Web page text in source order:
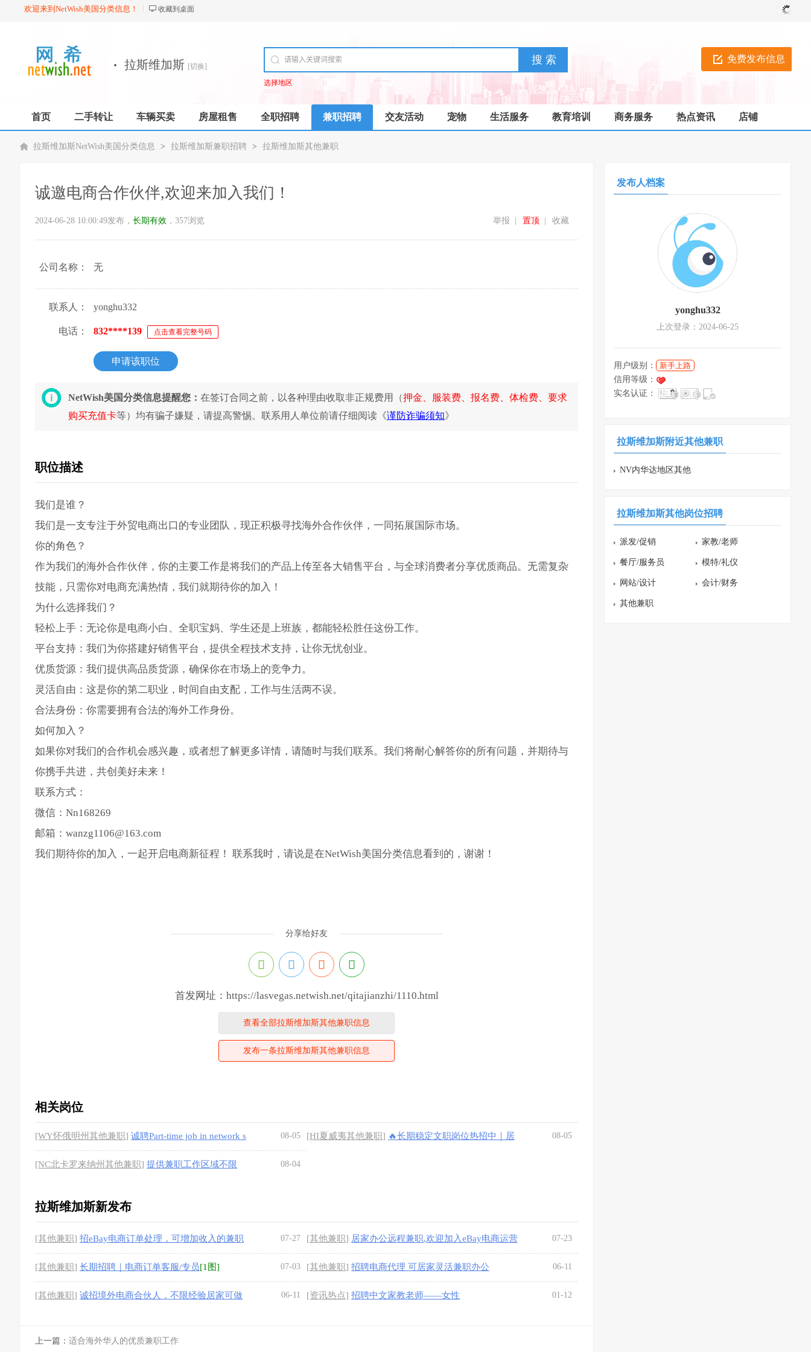
欢迎来到NetWish美国分类信息！ 收藏到桌面
免费发布信息
· 拉斯维加斯 [切换]
选择地区
首页 二手转让 车辆买卖 房屋租售 全职招聘 兼职招聘 交友活动 宠物 生活服务 教育培训 商务服务 热点资讯 店铺
拉斯维加斯NetWish美国分类信息 > 拉斯维加斯兼职招聘 > 拉斯维加斯其他兼职
诚邀电商合作伙伴,欢迎来加入我们！
2024-06-28 10:00:49发布， 长期有效 ，357浏览 收藏
置顶
举报
公司名称： 无
联系人： yonghu332
电话： 832****139 点击查看完整号码
申请该职位
NetWish美国分类信息提醒您： 在签订合同之前，以各种理由收取非正规费用（押金、服装费、报名费、体检费、要求
购买充值卡等）均有骗子嫌疑，请提高警惕。联系用人单位前请仔细阅读《谨防诈骗须知》
职位描述
我们是谁？
我们是一支专注于外贸电商出口的专业团队，现正积极寻找海外合作伙伴，一同拓展国际市场。
你的角色？
作为我们的海外合作伙伴，你的主要工作是将我们的产品上传至各大销售平台，与全球消费者分享优质商品。无需复杂
技能，只需你对电商充满热情，我们就期待你的加入！
为什么选择我们？
轻松上手：无论你是电商小白、全职宝妈、学生还是上班族，都能轻松胜任这份工作。
平台支持：我们为你搭建好销售平台，提供全程技术支持，让你无忧创业。
优质货源：我们提供高品质货源，确保你在市场上的竞争力。
灵活自由：这是你的第二职业，时间自由支配，工作与生活两不误。
合法身份：你需要拥有合法的海外工作身份。
如何加入？
如果你对我们的合作机会感兴趣，或者想了解更多详情，请随时与我们联系。我们将耐心解答你的所有问题，并期待与
你携手共进，共创美好未来！
联系方式：
微信：Nn168269
邮箱：wanzg1106@163.com
我们期待你的加入，一起开启电商新征程！ 联系我时，请说是在NetWish美国分类信息看到的，谢谢！
分享给好友
首发网址：https://lasvegas.netwish.net/qitajianzhi/1110.html
查看全部拉斯维加斯其他兼职信息
发布一条拉斯维加斯其他兼职信息
相关岗位
[WY怀俄明州其他兼职] 诚聘Part-time job in network s
08-05 [HI夏威夷其他兼职] 🔥长期稳定文职岗位热招中｜居
08-05
[NC北卡罗来纳州其他兼职] 提供兼职工作区域不限 08-04
拉斯维加斯新发布
[其他兼职] 招eBay电商订单处理，可增加收入的兼职
07-27 [其他兼职] 居家办公远程兼职,欢迎加入eBay电商运营
07-23
[其他兼职] 长期招聘｜电商订单客服/专员[1图] 07-03 [其他兼职] 招聘电商代理 可居家灵活兼职办公 06-11
[其他兼职] 诚招境外电商合伙人，不限经验居家可做
06-11 [资讯热点] 招聘中文家教老师——女性 01-12
上一篇： 适合海外华人的优质兼职工作
发布人档案
yonghu332
上次登录：2024-06-25
用户级别：
新手上路
信用等级：
实名认证：
拉斯维加斯附近其他兼职
NV内华达地区其他
拉斯维加斯其他岗位招聘
派发/促销 家教/老师
餐厅/服务员 模特/礼仪
网站/设计 会计/财务
其他兼职